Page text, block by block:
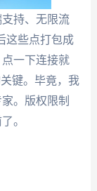
持、无限流
这些点打包成
一下连接就
键。毕竟，我
。版权限制
。